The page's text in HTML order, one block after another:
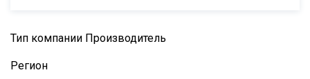
Тип компании Производитель
Регион